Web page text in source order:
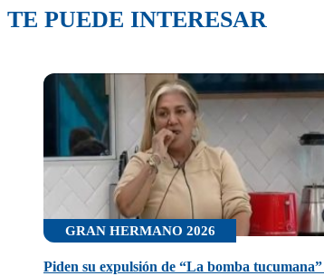
TE PUEDE INTERESAR
GRAN HERMANO 2026
Piden su expulsión de “La bomba